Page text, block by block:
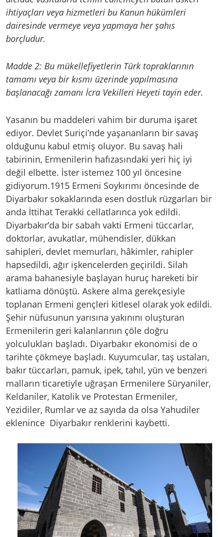
ihtiyaçları veya hizmetleri bu Kanun hükümleri
dairesinde vermeye veya yapmaya her şahıs
borçludur.
Madde 2: Bu mükellefiyetlerin Türk topraklarının
tamamı veya bir kısmı üzerinde yapılmasına
başlanacağı zamanı İcra Vekilleri Heyeti tayin eder.
Yasanın bu maddeleri vahim bir duruma işaret
ediyor. Devlet Suriçi’nde yaşananların bir savaş
olduğunu kabul etmiş oluyor. Bu savaş hali
tabirinin, Ermenilerin hafızasındaki yeri hiç iyi
değil elbette. İster istemez 100 yıl öncesine
gidiyorum.1915 Ermeni Soykırımı öncesinde de
Diyarbakır sokaklarında esen dostluk rüzgarları bir
anda İttihat Terakki cellatlarınca yok edildi.
Diyarbakır’da bir sabah vakti Ermeni tüccarlar,
doktorlar, avukatlar, mühendisler, dükkan
sahipleri, devlet memurları, hâkimler, rahipler
hapsedildi, ağır işkencelerden geçirildi. Silah
arama bahanesiyle başlayan huruç hareketi bir
katliama dönüştü. Askere alma gerekçesiyle
toplanan Ermeni gençleri kitlesel olarak yok edildi.
Şehir nüfusunun yarısına yakınını oluşturan
Ermenilerin geri kalanlarının çöle doğru
yolculukları başladı. Diyarbakır ekonomisi de o
tarihte çökmeye başladı. Kuyumcular, taş ustaları,
bakır tüccarları, pamuk, ipek, tahıl, yün ve benzeri
malların ticaretiyle uğraşan Ermenilere Süryaniler,
Keldaniler, Katolik ve Protestan Ermeniler,
Yezidiler, Rumlar ve az sayıda da olsa Yahudiler
eklenince Diyarbakır renklerini kaybetti.